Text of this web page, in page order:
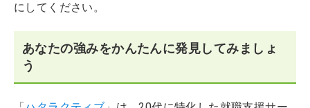
にしてください。
あなたの強みをかんたんに発見してみましょ
う